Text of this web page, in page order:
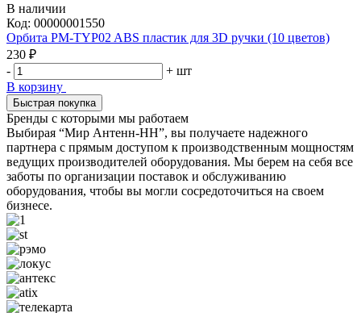
В наличии
Код: 00000001550
Орбита PM-TYP02 ABS пластик для 3D ручки (10 цветов)
230 ₽
-
+ шт
В корзину
Быстрая покупка
Бренды с которыми мы работаем
Выбирая “Мир Антенн-НН”, вы получаете надежного
партнера с прямым доступом к производственным мощностям
ведущих производителей оборудования. Мы берем на себя все
заботы по организации поставок и обслуживанию
оборудования, чтобы вы могли сосредоточиться на своем
бизнесе.